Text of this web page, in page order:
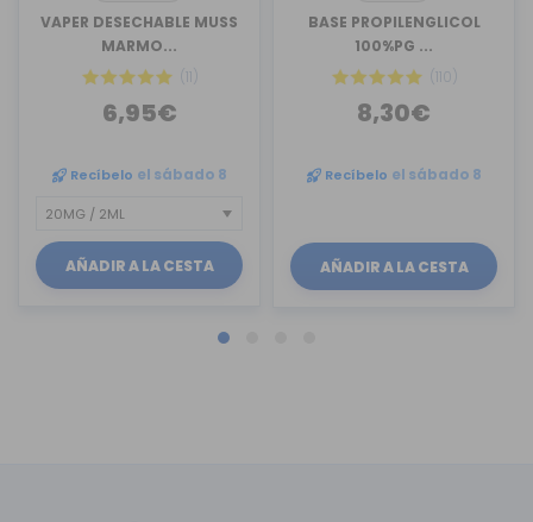
VAPER DESECHABLE MUSS
MARMO...
(11)
6,95€
Recíbelo el sábado 8
AÑADIR A LA CESTA
BASE PROPILENGLICOL
100%PG ...
(110)
8,30€
Recíbelo el sábado 8
AÑADIR A LA CESTA